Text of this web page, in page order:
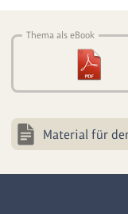
Thema als eBook
Material für